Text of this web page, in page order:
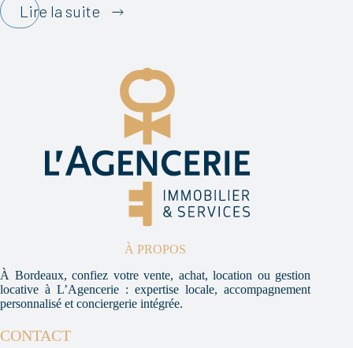
Lire la suite Home
astuces
pour
vendre
rapidement
À PROPOS
À Bordeaux, confiez votre vente, achat, location ou gestion
locative à L’Agencerie : expertise locale, accompagnement
personnalisé et conciergerie intégrée.
CONTACT